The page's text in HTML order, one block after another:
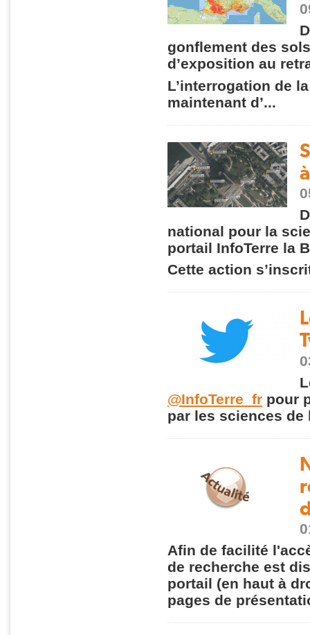
gonflement des
d’exposition au
L’interrogation de
maintenant d’...
national pour la
portail InfoTerre la
Cette action
@InfoTerre_fr pour
par les sciences de
Afin de facilité
de recherche est
portail (en haut à
pages de